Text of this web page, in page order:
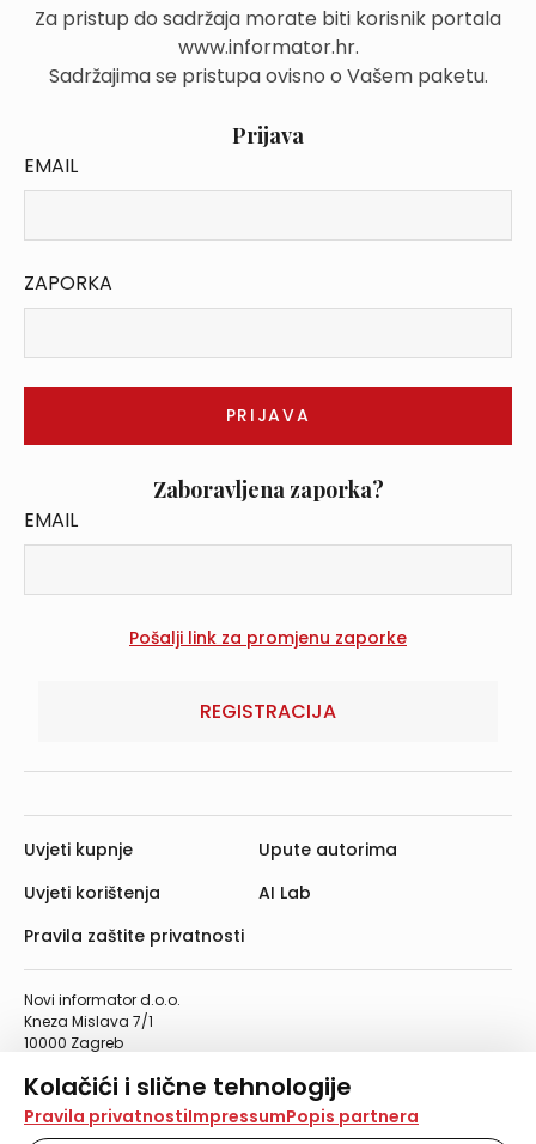
Kolačići i slične tehnologije
Na našoj web stranici koristimo kolačiće i slične
tehnologije za pohranu, čitanje i obradu informacija na
Pravila privatnostiImpressumPopis partnera
Za pristup do sadržaja morate biti korisnik portala
www.informator.hr.
Sadržajima se pristupa ovisno o Vašem paketu.
Prijava
EMAIL
ZAPORKA
Zaboravljena zaporka?
EMAIL
REGISTRACIJA
Novi informator d.o.o.
Kneza Mislava 7/1
10000 Zagreb
Telefaks: 01/4612-553
info@informator.hr
Uvjeti kupnje
Uvjeti korištenja
Pravila zaštite privatnosti
Upute autorima
AI Lab